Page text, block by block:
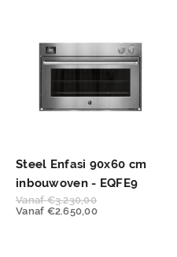
Steel Enfasi 90x60 cm
inbouwoven - EQFE9
Vanaf€3.230,00
Vanaf €2.650,00